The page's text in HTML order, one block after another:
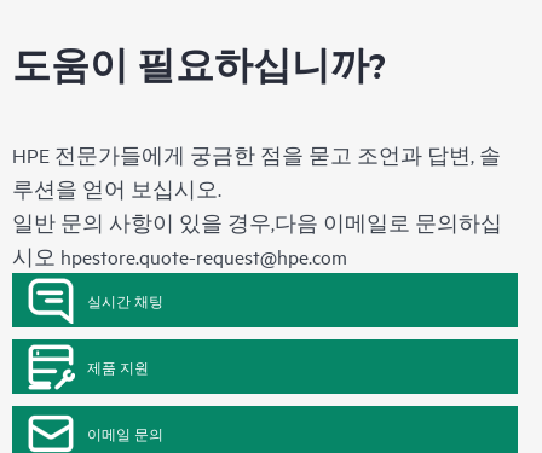
도움이 필요하십니까?
HPE 전문가들에게 궁금한 점을 묻고 조언과 답변, 솔
루션을 얻어 보십시오.
일반 문의 사항이 있을 경우,다음 이메일로 문의하십
시오 hpestore.quote-request@hpe.com
실시간 채팅
제품 지원
이메일 문의